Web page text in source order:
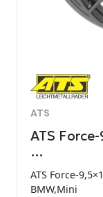
ATS
ATS
…
ATS Force-
BMW,Mini